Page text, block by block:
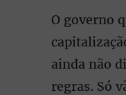
O governo
ainda não
regras. Só